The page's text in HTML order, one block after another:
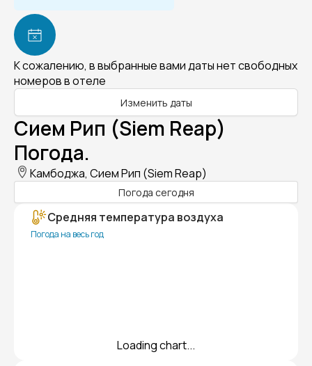
К сожалению, в выбранные вами даты нет свободных
номеров в отеле
Изменить даты
Сием Рип (Siem Reap)
Погода.
Камбоджа, Сием Рип (Siem Reap)
Погода сегодня
Средняя температура воздуха
Погода на весь год
Loading chart...